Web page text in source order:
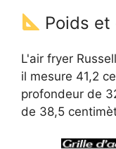
Poids et
L'air fryer
il mesure 41,2
profondeur de
de 38,5